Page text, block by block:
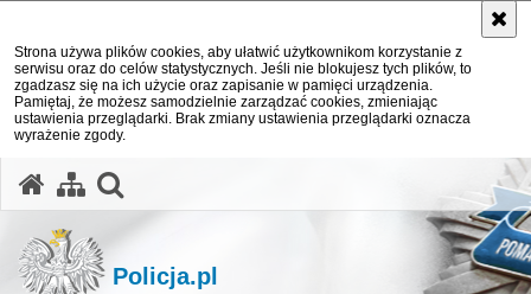
Strona używa plików cookies, aby ułatwić użytkownikom korzystanie z
serwisu oraz do celów statystycznych. Jeśli nie blokujesz tych plików, to
zgadzasz się na ich użycie oraz zapisanie w pamięci urządzenia.
Pamiętaj, że możesz samodzielnie zarządzać cookies, zmieniając
ustawienia przeglądarki. Brak zmiany ustawienia przeglądarki oznacza
wyrażenie zgody.
Policja.pl